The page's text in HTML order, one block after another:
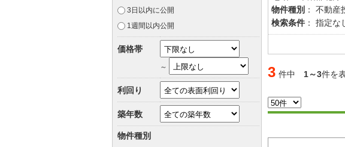
物件種別 ： 不動産
検索条件 ： 指定な
3 件中 1～3件を
3日以内に公開
1週間以内公開
価格帯
～
利回り
築年数
物件種別